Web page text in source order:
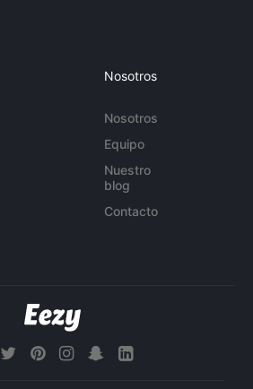
Nosotros
Nosotros
Equipo
Nuestro
blog
Contacto